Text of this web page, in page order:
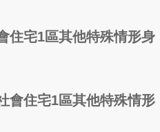
住宅1區其他特殊情形身
會住宅1區其他特殊情形